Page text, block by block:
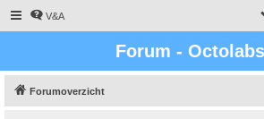
V&A
Forum -
Forumoverzicht